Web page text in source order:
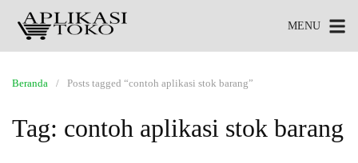
MENU
Beranda Posts tagged “contoh aplikasi stok barang”
Tag: contoh aplikasi stok barang